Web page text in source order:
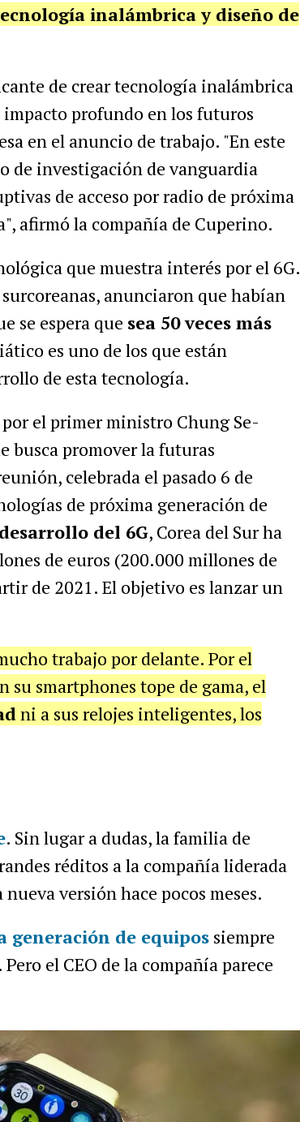
inalámbrica y diseño de
de crear tecnología inalámbrica
profundo en los futuros
en el anuncio de trabajo. "En este
de investigación de vanguardia
de acceso por radio de próxima
afirmó la compañía de Cuperino.
que muestra interés por el 6G.
surcoreanas, anunciaron que habían
se espera que sea 50 veces más
es uno de los que están
de esta tecnología.
el primer ministro Chung Se-
busca promover la futuras
celebrada el pasado 6 de
de próxima generación de
del 6G, Corea del Sur ha
de euros (200.000 millones de
de 2021. El objetivo es lanzar un
trabajo por delante. Por el
su smartphones tope de gama, el
ni a sus relojes inteligentes, los
. Sin lugar a dudas, la familia de
réditos a la compañía liderada
versión hace pocos meses.
generación de equipossiempre
el CEO de la compañía parece